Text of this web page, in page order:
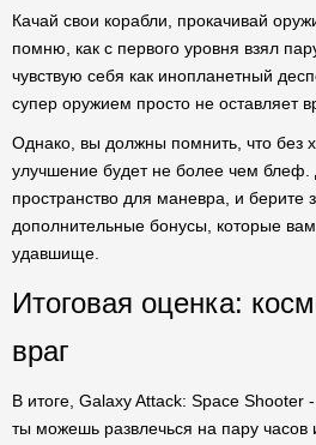
Качай свои корабли, прокачивай
помню, как с первого уровня взял
чувствую себя как инопланетный
супер оружием просто не оставляет
Однако, вы должны помнить, что без
улучшение будет не более чем блеф.
пространство для маневра, и берите
дополнительные бонусы, которые
удавшище.
Итоговая оценка:
враг
В итоге, Galaxy Attack: Space Shooter
ты можешь развлечься на пару часов